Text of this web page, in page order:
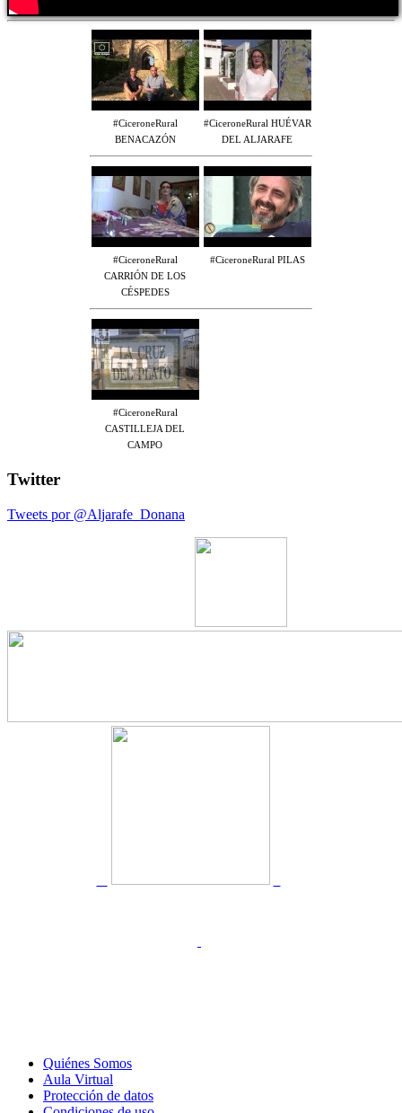
#CiceroneRural
BENACAZÓN
#CiceroneRural HUÉVAR
DEL ALJARAFE
#CiceroneRural
CARRIÓN DE LOS
CÉSPEDES
#CiceroneRural PILAS
#CiceroneRural
CASTILLEJA DEL
CAMPO
Twitter
Tweets por @Aljarafe_Donana
Quiénes Somos
Aula Virtual
Protección de datos